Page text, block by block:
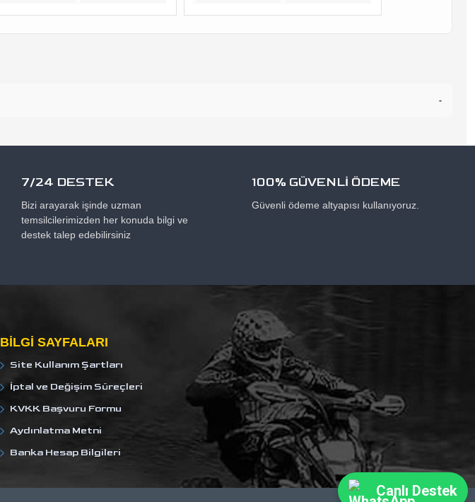
-
7/24 DESTEK
Bizi arayarak işinde uzman
temsilcilerimizden her konuda bilgi ve
destek talep edebilirsiniz
100% GÜVENLİ ÖDEME
Güvenli ödeme altyapısı kullanıyoruz.
BILGI SAYFALARI
Site Kullanım Şartları
İptal ve Değişim Süreçleri
KVKK Başvuru Formu
Aydınlatma Metni
Banka Hesap Bilgileri
Canlı Destek